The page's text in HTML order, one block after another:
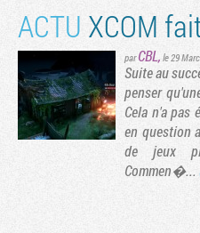
ACTU XCOM
parCBL, le 29
Suite au
penser
Cela n'a pas
en question
de jeux
Commen�...